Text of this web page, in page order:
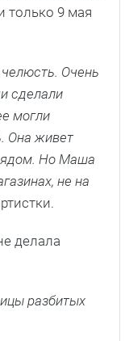
только 9 мая
Очень
сделали
могли
Она живет
Но Маша
не на
делала
разбитых